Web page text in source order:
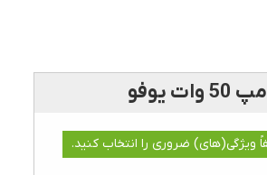
وات یوفو
ویژگی(های) ضروری را انتخاب کنید.